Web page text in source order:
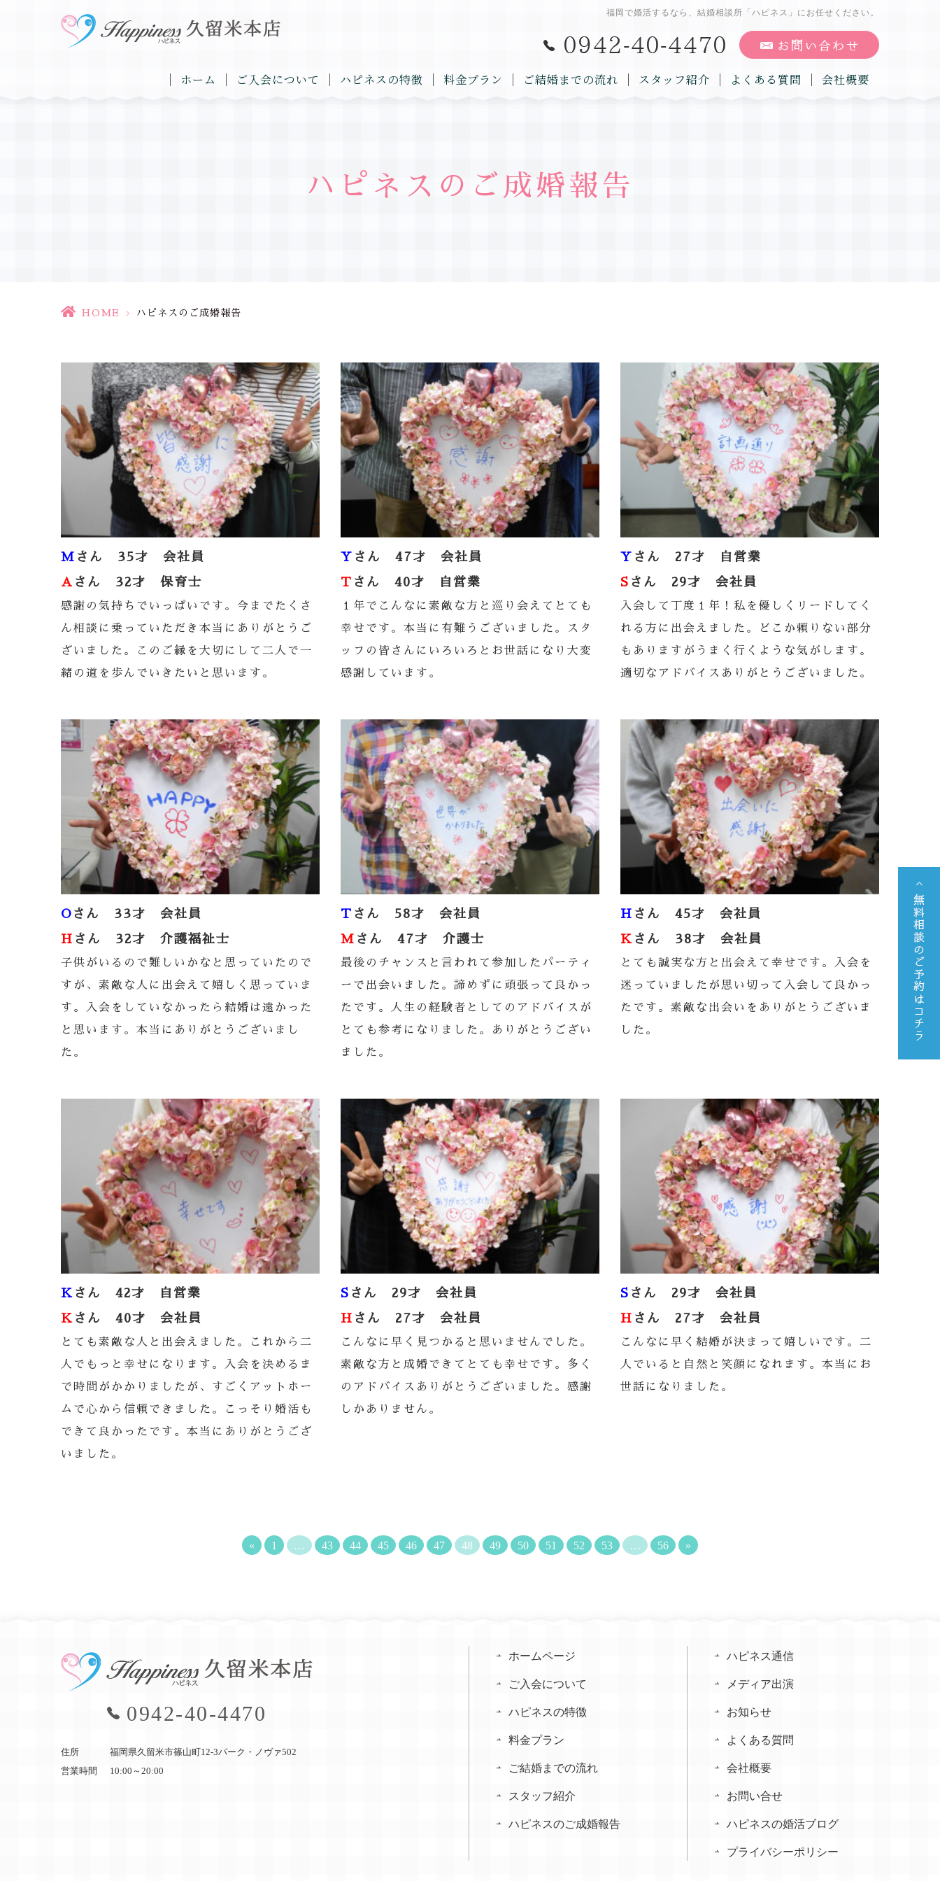
福岡で婚活するなら、結婚相談所「ハピネス」にお任せください。
ホーム ご入会について ハピネスの特徴 料金プラン ご結婚までの流れ スタッフ紹介 よくある質問 会社概要
ハピネスのご成婚報告
HOME > ハピネスのご成婚報告
M さん 35才 会社員
A さん 32才 保育士
感謝の気持ちでいっぱいです。今までたくさ
ん相談に乗っていただき本当にありがとうご
ざいました。このご縁を大切にして二人で一
緒の道を歩んでいきたいと思います。
Y さん 47才 会社員
T さん 40才 自営業
１年でこんなに素敵な方と巡り会えてとても
幸せです。本当に有難うございました。スタ
ッフの皆さんにいろいろとお世話になり大変
感謝しています。
Y さん 27才 自営業
S さん 29才 会社員
入会して丁度１年！私を優しくリードしてく
れる方に出会えました。どこか頼りない部分
もありますがうまく行くような気がします。
適切なアドバイスありがとうございました。
O さん 33才 会社員
H さん 32才 介護福祉士
子供がいるので難しいかなと思っていたので
すが、素敵な人に出会えて嬉しく思っていま
す。入会をしていなかったら結婚は遠かった
と思います。本当にありがとうございまし
た。
T さん 58才 会社員
M さん 47才 介護士
最後のチャンスと言われて参加したパーティ
ーで出会いました。諦めずに頑張って良かっ
たです。人生の経験者としてのアドバイスが
とても参考になりました。ありがとうござい
ました。
H さん 45才 会社員
K さん 38才 会社員
とても誠実な方と出会えて幸せです。入会を
迷っていましたが思い切って入会して良かっ
たです。素敵な出会いをありがとうございま
した。
K さん 42才 自営業
K さん 40才 会社員
とても素敵な人と出会えました。これから二
人でもっと幸せになります。入会を決めるま
で時間がかかりましたが、すごくアットホー
ムで心から信頼できました。こっそり婚活も
できて良かったです。本当にありがとうござ
いました。
S さん 29才 会社員
H さん 27才 会社員
こんなに早く見つかると思いませんでした。
素敵な方と成婚できてとても幸せです。多く
のアドバイスありがとうございました。感謝
しかありません。
S さん 29才 会社員
H さん 27才 会社員
こんなに早く結婚が決まって嬉しいです。二
人でいると自然と笑顔になれます。本当にお
世話になりました。
« 1 … 43 44 45 46 47 48 49 50 51 52 53 … 56 »
0942-40-4470
住所 福岡県久留米市篠山町12-3パーク・ノヴァ502
営業時間
10:00～20:00
ホームページ
ご入会について
ハピネスの特徴
料金プラン
ご結婚までの流れ
スタッフ紹介
ハピネスのご成婚報告
ハピネス通信
メディア出演
お知らせ
よくある質問
会社概要
お問い合せ
ハピネスの婚活ブログ
プライバシーポリシー